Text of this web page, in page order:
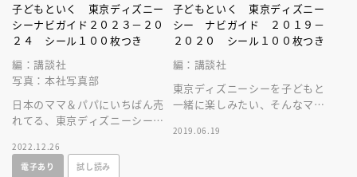
子どもといく 東京ディズニー
シーナビガイド２０２３－２０
２４ シール１００枚つき
編：講談社
写真：本社写真部
日本のママ＆パパにいちばん売
れてる、東京ディズニーシーを
ドブック最新刊。可愛いシール
付き！
2022.12.26
電子あり
試し読み
子どもといく 東京ディズニー
シー ナビガイド ２０１９－
２０２０ シール１００枚つき
編：講談社
東京ディズニーシーを子どもと
一緒に楽しみたい、そんなママ
版。ディズニーシール１００枚
2019.06.19